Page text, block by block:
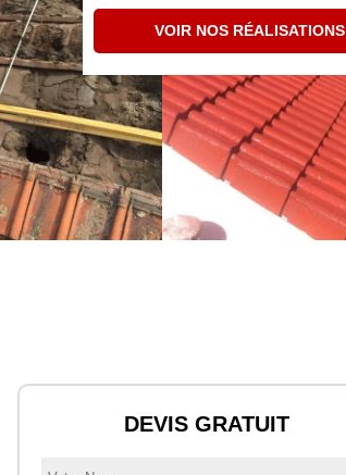
VOIR NOS RÉALISATIONS
DEVIS GRATUIT